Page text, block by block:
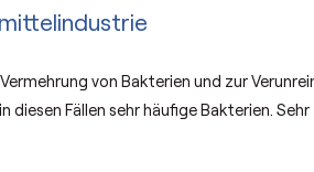
von Bakterien und zur
diesen Fällen sehr häufige Bakterien.